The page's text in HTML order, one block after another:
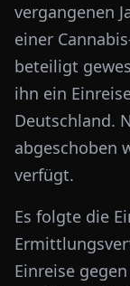
vergangenen
einer
beteiligt
ihn ein
Deutschland.
abgeschoben
verfügt.
Es folgte die
Einreise